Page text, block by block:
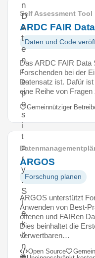
n
D
a
t
e
n
r
e
p
o
s
i
t
o
r
y
.
S
i
e
k
ö
n
Self Assessment Tool
ARDC FAIR
Daten und Code
Das ARDC FAIR Data
Forschenden bei der
Datensatz ist. Dafür
eine Reihe von
Gemeinnütziger
ARGOS
Forschung planen
ARGOS unterstützt
Anwenden von Best-
offenen und FAIRen
Dies beinhaltet die
verwertbaren…
Open Source